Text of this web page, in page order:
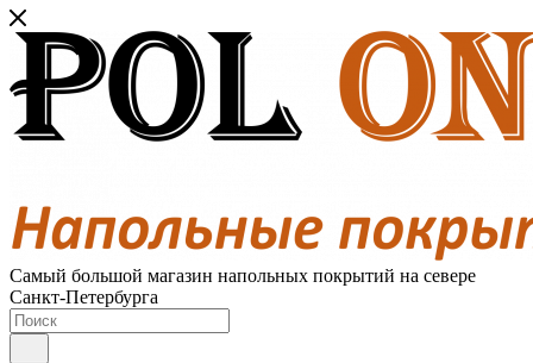
Самый большой магазин напольных покрытий на севере
Санкт-Петербурга